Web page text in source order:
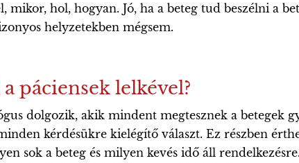
hol, hogyan. Jó, ha a beteg tud beszélni a
helyzetekben mégsem.
páciensek lelkével?
dolgozik, akik mindent megtesznek a betegek
kérdésükre kielégítő választ. Ez részben
sok a beteg és milyen kevés idő áll